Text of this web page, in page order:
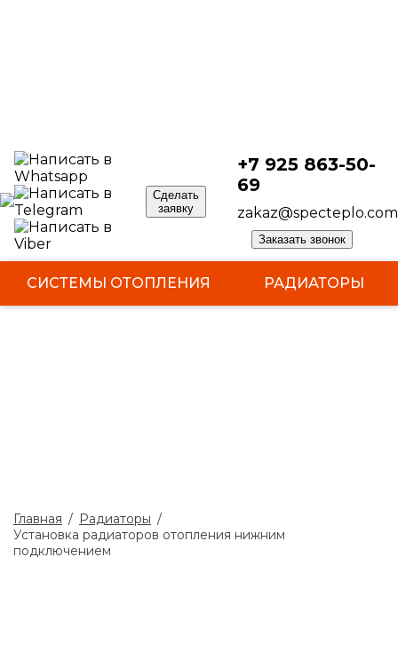
Сделать
заявку
+7 925 863-50-
69
zakaz@specteplo.com
Заказать звонок
СИСТЕМЫ ОТОПЛЕНИЯ РАДИАТОРЫ
Главная / Радиаторы /
Установка радиаторов отопления нижним
подключением